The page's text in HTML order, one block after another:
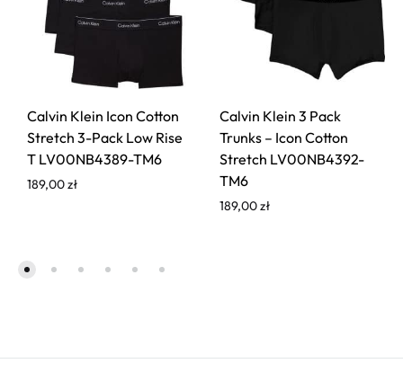
Calvin Klein Icon Cotton
Stretch 3-Pack Low Rise
T LV00NB4389-TM6
189,00zł
Calvin Klein 3 Pack
Trunks – Icon Cotton
Stretch LV00NB4392-
TM6
189,00zł